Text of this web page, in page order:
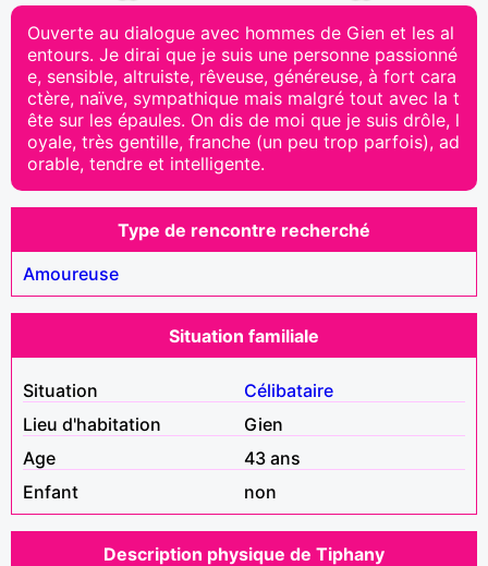
Ouverte au dialogue avec hommes de Gien et les al
entours. Je dirai que je suis une personne passionné
e, sensible, altruiste, rêveuse, généreuse, à fort cara
ctère, naïve, sympathique mais malgré tout avec la t
ête sur les épaules. On dis de moi que je suis drôle, l
oyale, très gentille, franche (un peu trop parfois), ad
orable, tendre et intelligente.
Type de rencontre recherché
Amoureuse
Situation familiale
Situation
Célibataire
Lieu d'habitation
Gien
Age
43 ans
Enfant
non
Description physique de Tiphany